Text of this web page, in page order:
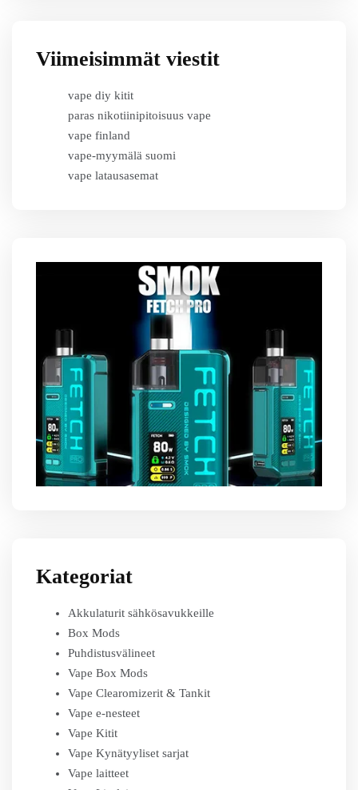
Viimeisimmät viestit
vape diy kitit
paras nikotiinipitoisuus vape
vape finland
vape-myymälä suomi
vape latausasemat
Kategoriat
Akkulaturit sähkösavukkeille
Box Mods
Puhdistusvälineet
Vape Box Mods
Vape Clearomizerit & Tankit
Vape e-nesteet
Vape Kitit
Vape Kynätyyliset sarjat
Vape laitteet